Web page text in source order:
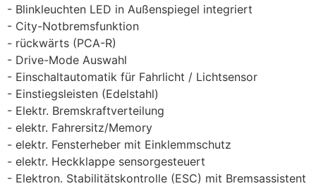
Blinkleuchten LED in Außenspiegel integriert
City-Notbremsfunktion
rückwärts (PCA-R)
Drive-Mode Auswahl
Einschaltautomatik für Fahrlicht / Lichtsensor
Einstiegsleisten (Edelstahl)
Elektr. Bremskraftverteilung
elektr. Fahrersitz/Memory
elektr. Fensterheber mit Einklemmschutz
elektr. Heckklappe sensorgesteuert
Elektron. Stabilitätskontrolle (ESC) mit Bremsassistent